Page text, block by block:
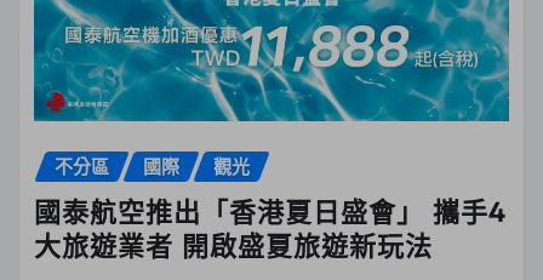
不分區 國際 觀光
國泰航空推出「香港夏日盛會」 攜手4
大旅遊業者 開啟盛夏旅遊新玩法